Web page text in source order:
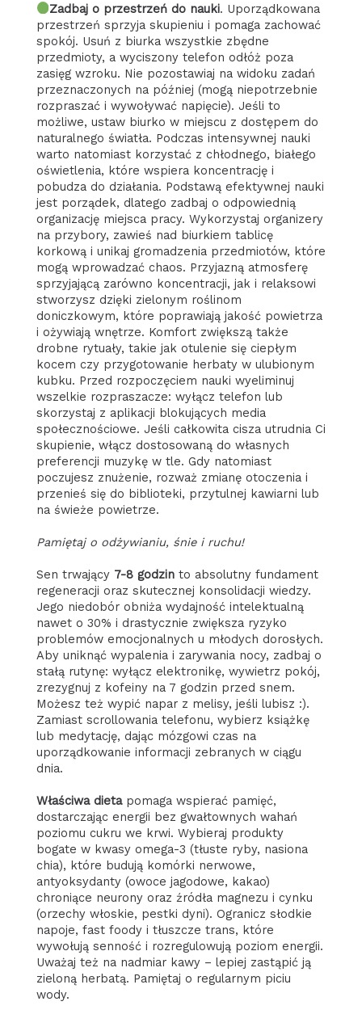
Zadbaj o przestrzeń do nauki. Uporządkowana
przestrzeń sprzyja skupieniu i pomaga zachować
spokój. Usuń z biurka wszystkie zbędne
przedmioty, a wyciszony telefon odłóż poza
zasięg wzroku. Nie pozostawiaj na widoku zadań
przeznaczonych na później (mogą niepotrzebnie
rozpraszać i wywoływać napięcie). Jeśli to
możliwe, ustaw biurko w miejscu z dostępem do
naturalnego światła. Podczas intensywnej nauki
warto natomiast korzystać z chłodnego, białego
oświetlenia, które wspiera koncentrację i
pobudza do działania. Podstawą efektywnej nauki
jest porządek, dlatego zadbaj o odpowiednią
organizację miejsca pracy. Wykorzystaj organizery
na przybory, zawieś nad biurkiem tablicę
korkową i unikaj gromadzenia przedmiotów, które
mogą wprowadzać chaos. Przyjazną atmosferę
sprzyjającą zarówno koncentracji, jak i relaksowi
stworzysz dzięki zielonym roślinom
doniczkowym, które poprawiają jakość powietrza
i ożywiają wnętrze. Komfort zwiększą także
drobne rytuały, takie jak otulenie się ciepłym
kocem czy przygotowanie herbaty w ulubionym
kubku. Przed rozpoczęciem nauki wyeliminuj
wszelkie rozpraszacze: wyłącz telefon lub
skorzystaj z aplikacji blokujących media
społecznościowe. Jeśli całkowita cisza utrudnia Ci
skupienie, włącz dostosowaną do własnych
preferencji muzykę w tle. Gdy natomiast
poczujesz znużenie, rozważ zmianę otoczenia i
przenieś się do biblioteki, przytulnej kawiarni lub
na świeże powietrze.
Pamiętaj o odżywianiu, śnie i ruchu!
Sen trwający 7-8 godzin to absolutny fundament
regeneracji oraz skutecznej konsolidacji wiedzy.
Jego niedobór obniża wydajność intelektualną
nawet o 30% i drastycznie zwiększa ryzyko
problemów emocjonalnych u młodych dorosłych.
Aby uniknąć wypalenia i zarywania nocy, zadbaj o
stałą rutynę: wyłącz elektronikę, wywietrz pokój,
zrezygnuj z kofeiny na 7 godzin przed snem.
Możesz też wypić napar z melisy, jeśli lubisz :).
Zamiast scrollowania telefonu, wybierz książkę
lub medytację, dając mózgowi czas na
uporządkowanie informacji zebranych w ciągu
dnia.
Właściwa dietapomaga wspierać pamięć,
dostarczając energii bez gwałtownych wahań
poziomu cukru we krwi. Wybieraj produkty
bogate w kwasy omega-3 (tłuste ryby, nasiona
chia), które budują komórki nerwowe,
antyoksydanty (owoce jagodowe, kakao)
chroniące neurony oraz źródła magnezu i cynku
(orzechy włoskie, pestki dyni). Ogranicz słodkie
napoje, fast foody i tłuszcze trans, które
wywołują senność i rozregulowują poziom energii.
Uważaj też na nadmiar kawy – lepiej zastąpić ją
zieloną herbatą. Pamiętaj o regularnym piciu
wody.